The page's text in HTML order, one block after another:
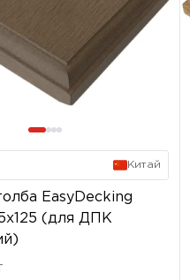
Китай
EasyDecking
(для ДПК